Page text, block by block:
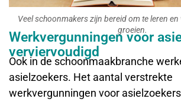
Veel schoonmakers zijn bereid om te leren
groeien.
Werkvergunningen voor
verviervoudigd
Ook in de schoonmaakbranche
asielzoekers. Het aantal verstrekte
werkvergunningen voor